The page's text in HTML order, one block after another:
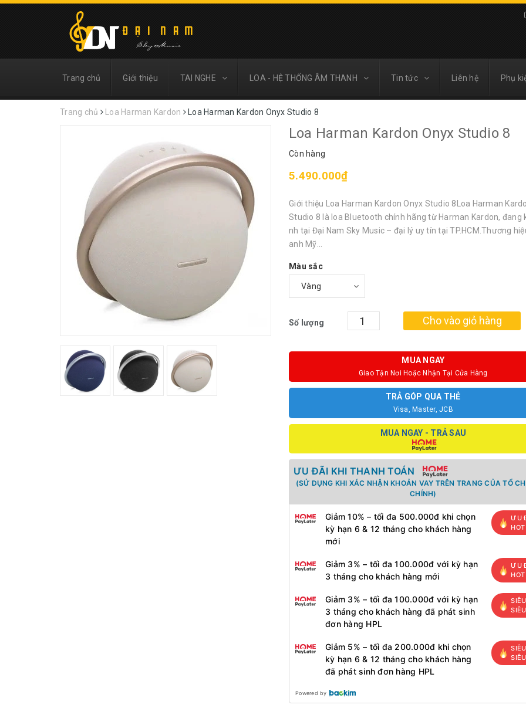
Trang chủ Giới thiệu TAI NGHE LOA - HỆ THỐNG ÂM THANH Tin tức Liên hệ Phụ
Trang chủ Loa Harman Kardon Loa Harman Kardon Onyx Studio 8
Loa Harman Kardon Onyx Studio 8
Còn hàng
5.490.000₫
Giới thiệu Loa Harman Kardon Onyx Studio 8Loa Harman
Studio 8 là loa Bluetooth chính hãng từ Harman Kardon, đang
nh tại Đại Nam Sky Music – đại lý uy tín tại TP.HCM.Thương
anh Mỹ...
Màu sắc
Số lượng Cho vào giỏ hàng
MUA NGAY
Giao Tận Nơi Hoặc Nhận Tại Cửa Hàng
TRẢ GÓP QUA THẺ
Visa, Master, JCB
MUA NGAY - TRẢ SAU
ƯU ĐÃI KHI THANH TOÁN
(SỬ DỤNG KHI XÁC NHẬN KHOẢN VAY TRÊN TRANG CỦA TỔ
CHÍNH)
Giảm 10% – tối đa 500.000đ khi chọn
kỳ hạn 6 & 12 tháng cho khách hàng
mới
ƯU
HOT
Giảm 3% – tối đa 100.000đ với kỳ hạn
3 tháng cho khách hàng mới
ƯU
HOT
Giảm 3% – tối đa 100.000đ với kỳ hạn
3 tháng cho khách hàng đã phát sinh
đơn hàng HPL
Giảm 5% – tối đa 200.000đ khi chọn
kỳ hạn 6 & 12 tháng cho khách hàng
đã phát sinh đơn hàng HPL
Powered by